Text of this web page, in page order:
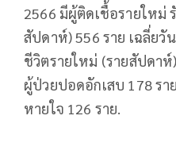
2566 มีผู้ติดเชื้อรายใหม่
สัปดาห์) 556 ราย เฉลี่ยวั
ชีวิตรายใหม่ (รายสัปดาห์
ผู้ป่วยปอดอักเสบ 178 รา
หายใจ 126 ราย.